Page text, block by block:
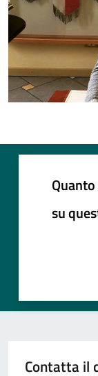
su
Contatta il